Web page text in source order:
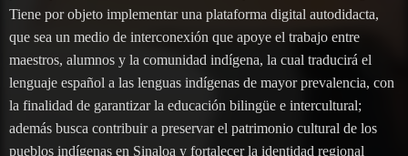
Tiene por objeto implementar una plataforma digital autodidacta,
que sea un medio de interconexión que apoye el trabajo entre
maestros, alumnos y la comunidad indígena, la cual traducirá el
lenguaje español a las lenguas indígenas de mayor prevalencia, con
la finalidad de garantizar la educación bilingüe e intercultural;
además busca contribuir a preservar el patrimonio cultural de los
pueblos indígenas en Sinaloa y fortalecer la identidad regional